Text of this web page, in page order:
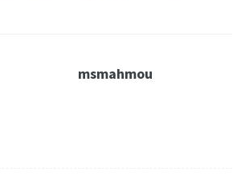
msmahmou